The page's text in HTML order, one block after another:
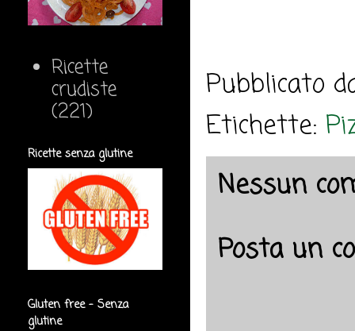
Pubblicato
Etichette:
Nessun
Posta un
Ricette
crudiste
(221)
Ricette senza glutine
Gluten free - Senza
glutine